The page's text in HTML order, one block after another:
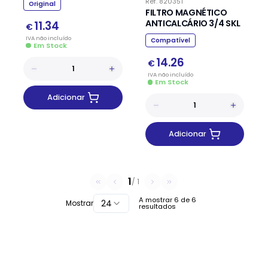
Original
€ 11.34
IVA nãoincluído
Em Stock
Adicionar
FILTRO MAGNÉTICO
ANTICALCÁRIO 3/4 SKL
Compatível
€ 14.26
IVA nãoincluído
Em Stock
Adicionar
A mostrar 6 de 6
resultados
1/1
Mostrar 24